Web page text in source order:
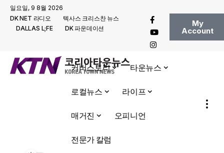
일요일, 9 8월 2026
DK NET 라디오
텍사스 크리스찬 뉴스
DALLAS L;FE
DK 파운데이션
My
Account
커버스토리 타운뉴스
로컬뉴스 라이프
매거진 오피니언
전문가 칼럼